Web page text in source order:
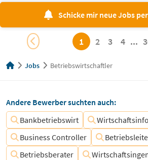
Schicke mir neue Jobs
1 2 3 4 ...
Jobs Betriebswirtschaftler
Andere Bewerber suchten auch:
Bankbetriebswirt
Business Controller
Betriebsberater